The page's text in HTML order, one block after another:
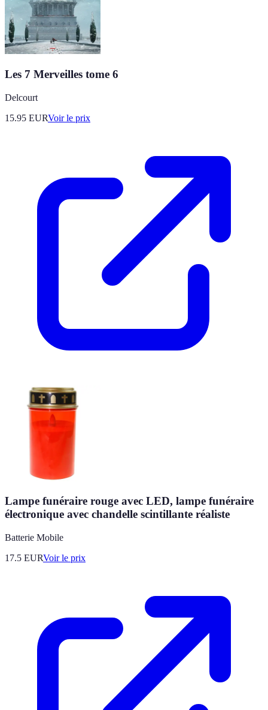
Les 7 Merveilles tome 6
Delcourt
15.95 EURVoir le prix
Lampe funéraire rouge avec LED, lampe funéraire
électronique avec chandelle scintillante réaliste
Batterie Mobile
17.5 EURVoir le prix